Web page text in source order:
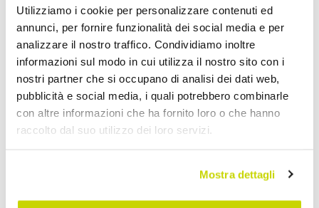
Utilizziamo i cookie per personalizzare contenuti ed
annunci, per fornire funzionalità dei social media e per
analizzare il nostro traffico. Condividiamo inoltre
informazioni sul modo in cui utilizza il nostro sito con i
nostri partner che si occupano di analisi dei dati web,
pubblicità e social media, i quali potrebbero combinarle
con altre informazioni che ha fornito loro o che hanno
raccolto dal suo utilizzo dei loro servizi.
Mostra dettagli
Approfittane subito!